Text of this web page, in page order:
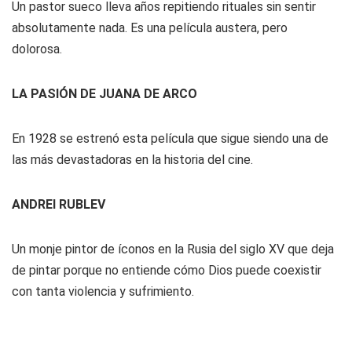
Un pastor sueco lleva años repitiendo rituales sin sentir
absolutamente nada. Es una película austera, pero
dolorosa.
LA PASIÓN DE JUANA DE ARCO
En 1928 se estrenó esta película que sigue siendo una de
las más devastadoras en la historia del cine.
ANDREI RUBLEV
Un monje pintor de íconos en la Rusia del siglo XV que deja
de pintar porque no entiende cómo Dios puede coexistir
con tanta violencia y sufrimiento.